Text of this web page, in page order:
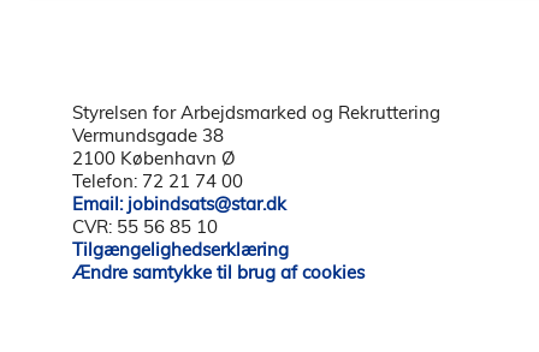
Styrelsen for Arbejdsmarked og Rekruttering
Vermundsgade 38
2100 København Ø
Telefon: 72 21 74 00
Email: jobindsats@star.dk
CVR: 55 56 85 10
Tilgængelighedserklæring
Ændre samtykke til brug af cookies